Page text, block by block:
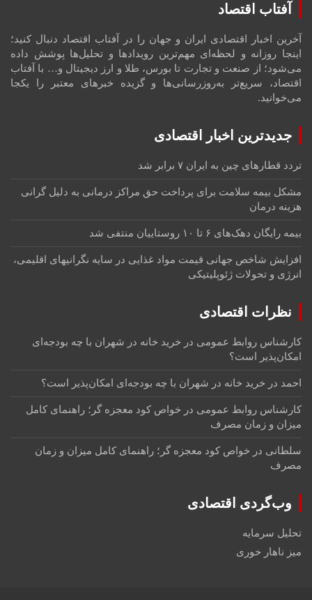
آفتاب اقتصاد
آخرین اخبار اقتصادی ایران و جهان را در آفتاب اقتصاد دنبال کنید؛
اینجا روزانه و لحظه‌ای مهم‌ترین رویدادها و تحلیل‌ها پوشش داده
می‌شود؛ از صنعت و تجارت تا بورس، طلا و ارز دیجیتال و… با آفتاب
اقتصاد، سریع‌تر به‌روزرسانی‌ها و گزیده خبرهای معتبر را یکجا
می‌خوانید.
جدیدترین اخبار اقتصادی
تردد قطارهای چین به ایران ۷ برابر شد
مشکل بیمه سلامت برای پرداخت حق مراکز درمانی به دلیل گرانی
هزینه درمان
بیمه رایگان دهک‌های ۶ تا ۱۰ روستاییان منتفی شد
افزایش شاخص جهانی قیمت مواد غذایی در سایه نگرانیهای اقلیمی،
انرژی و تحولات ژئوپلیتیکی
نظرات اقتصادی
کارشناس روابط عمومی در خرید خانه در شهران با چه بودجه‌ای
امکان‌پذیر است؟
احمددر خرید خانه در شهران با چه بودجه‌ای امکان‌پذیر است؟
کارشناس روابط عمومی در خواص کود معجزه گر؛ راهنمای کامل
میزان و زمان مصرف
سلطانی در خواص کود معجزه گر؛ راهنمای کامل میزان و زمان
مصرف
وب‌گردی اقتصادی
تحلیل سرمایه
میز ناهار خوری